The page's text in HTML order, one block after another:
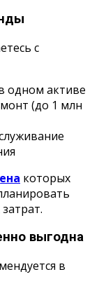
с
одном активе
(до 1 млн
которых
выгодна
в